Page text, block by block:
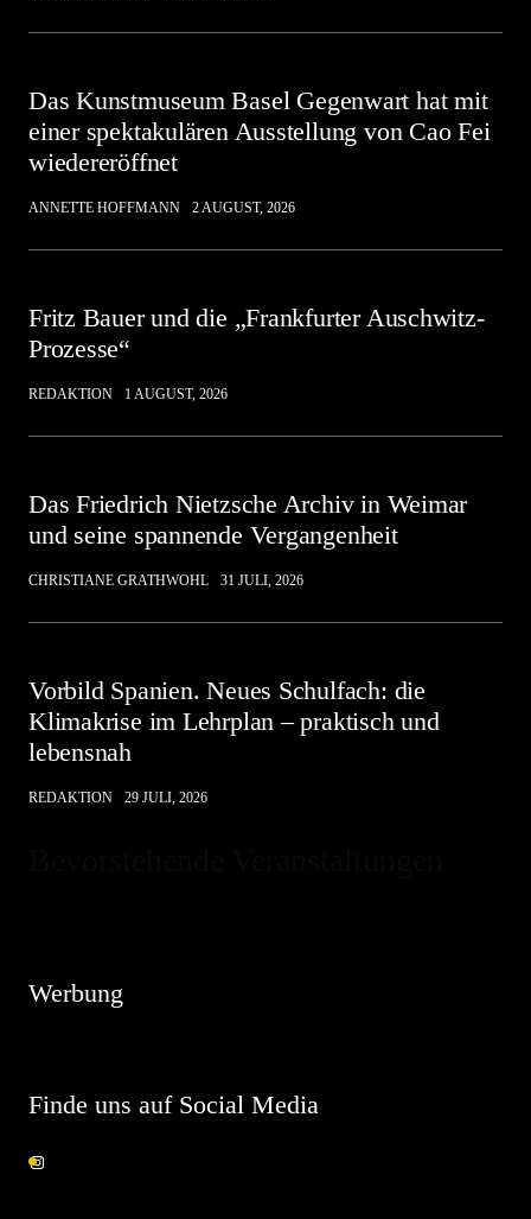
Das Kunstmuseum Basel Gegenwart hat mit
einer spektakulären Ausstellung von Cao Fei
wiedereröffnet
ANNETTE HOFFMANN 2 AUGUST, 2026
Fritz Bauer und die „Frankfurter Auschwitz-
Prozesse“
REDAKTION 1 AUGUST, 2026
Das Friedrich Nietzsche Archiv in Weimar
und seine spannende Vergangenheit
CHRISTIANE GRATHWOHL 31 JULI, 2026
Vorbild Spanien. Neues Schulfach: die
Klimakrise im Lehrplan – praktisch und
lebensnah
REDAKTION 29 JULI, 2026
Werbung
Finde uns auf Social Media